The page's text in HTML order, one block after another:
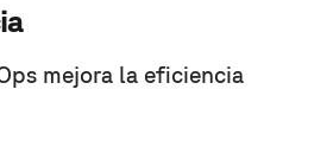
mejora la eficiencia